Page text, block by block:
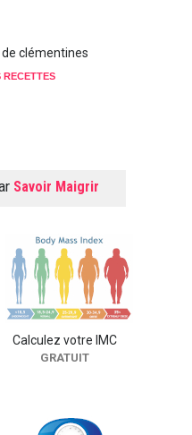
de clémentines
RECETTES
au concombre
RECETTES
Savoir Maigrir
Calculez votre IMC
GRATUIT